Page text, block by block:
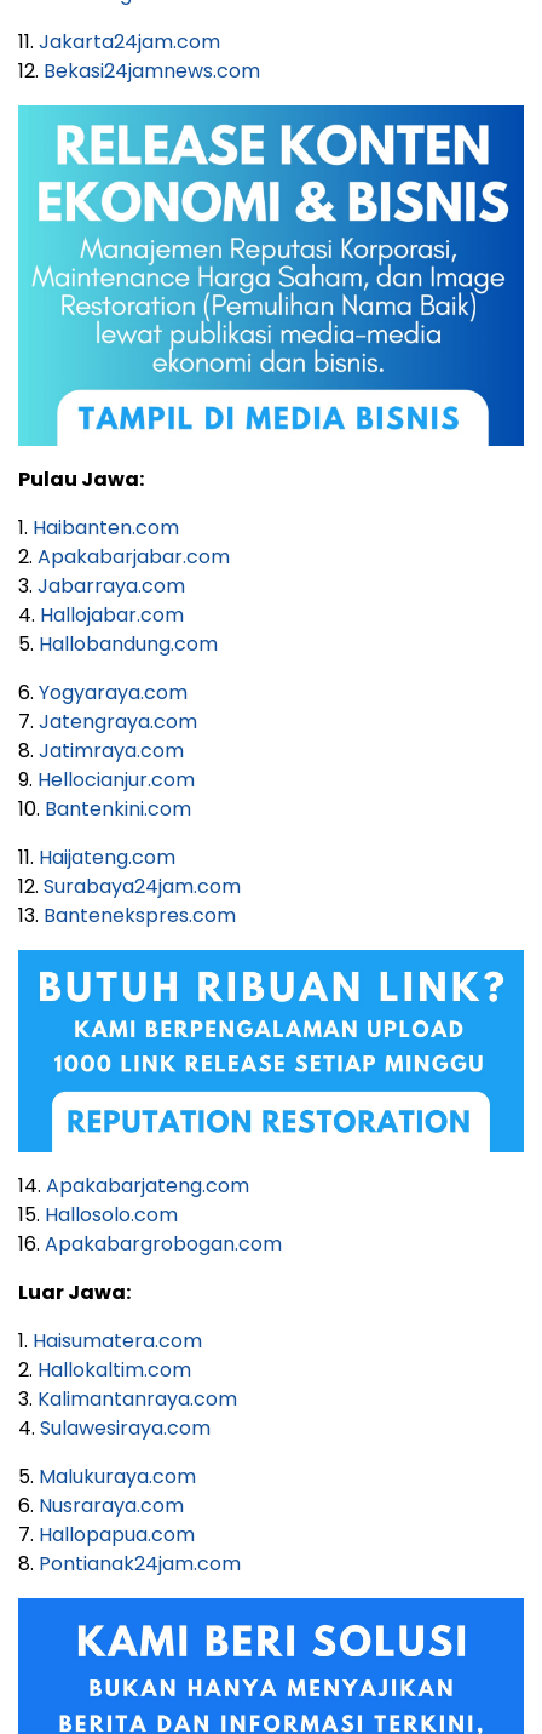
11. Jakarta24jam.com
12. Bekasi24jamnews.com
Pulau Jawa:
1. Haibanten.com
2. Apakabarjabar.com
3. Jabarraya.com
4. Hallojabar.com
5. Hallobandung.com
6. Yogyaraya.com
7. Jatengraya.com
8. Jatimraya.com
9. Hellocianjur.com
10. Bantenkini.com
11. Haijateng.com
12. Surabaya24jam.com
13. Bantenekspres.com
14. Apakabarjateng.com
15. Hallosolo.com
16. Apakabargrobogan.com
Luar Jawa:
1. Haisumatera.com
2. Hallokaltim.com
3. Kalimantanraya.com
4. Sulawesiraya.com
5. Malukuraya.com
6. Nusraraya.com
7. Hallopapua.com
8. Pontianak24jam.com